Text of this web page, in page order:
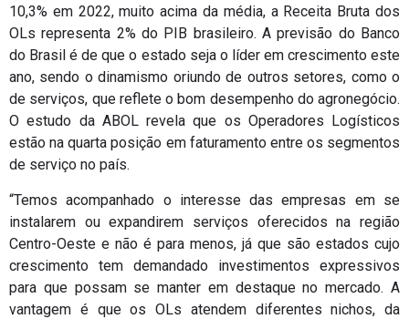
10,3% em 2022, muito acima da média, a Receita Bruta dos
OLs representa 2% do PIB brasileiro. A previsão do Banco
do Brasil é de que o estado seja o líder em crescimento este
ano, sendo o dinamismo oriundo de outros setores, como o
de serviços, que reflete o bom desempenho do agronegócio.
O estudo da ABOL revela que os Operadores Logísticos
estão na quarta posição em faturamento entre os segmentos
de serviço no país.
“Temos acompanhado o interesse das empresas em se
instalarem ou expandirem serviços oferecidos na região
Centro-Oeste e não é para menos, já que são estados cujo
crescimento tem demandado investimentos expressivos
para que possam se manter em destaque no mercado. A
vantagem é que os OLs atendem diferentes nichos, da